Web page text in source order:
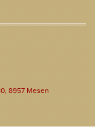
8957 Mesen